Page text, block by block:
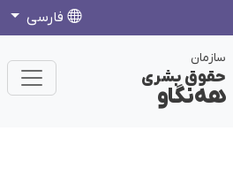
فارسی
سازمان
حقوق بشری
هەنگاو